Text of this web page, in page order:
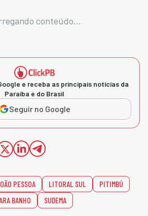
conteúdo...
e receba as principais notícias da
Paraíba e do Brasil
Seguir no Google
PESSOA LITORAL SUL
PITIMBÚ
BANHO
SUDEMA